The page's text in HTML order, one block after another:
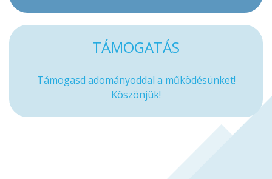
TÁMOGATÁS
Támogasd adományoddal a működésünket!
Köszönjük!